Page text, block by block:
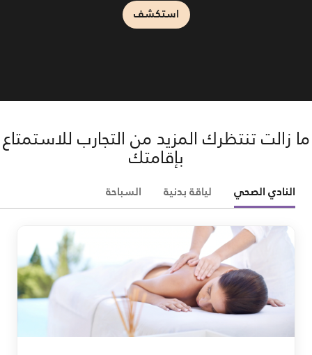
استكشف
استكشف
استكشف
ما زالت تنتظرك المزيد من التجارب للاستمتاع
بإقامتك
النادي الصحي لياقة بدنية السباحة